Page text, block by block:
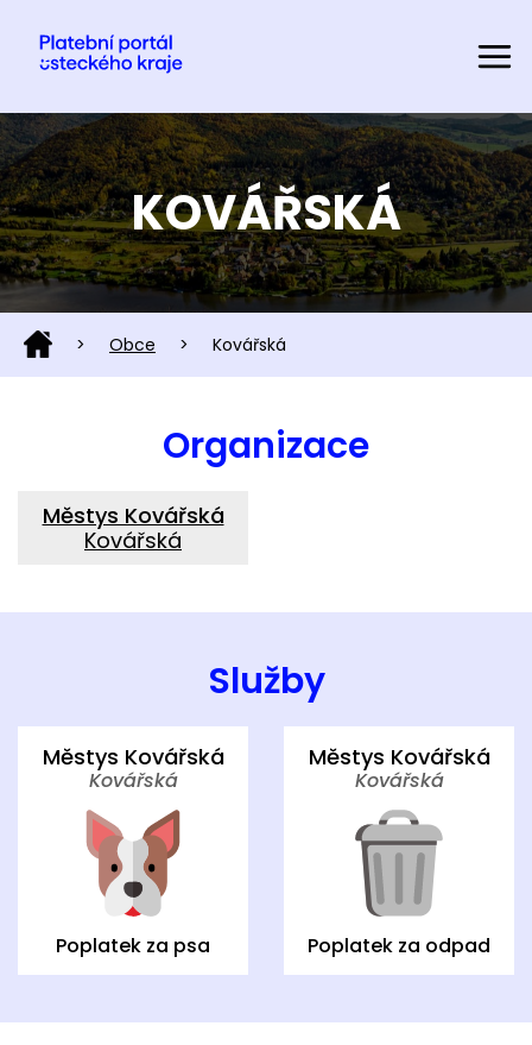
KOVÁŘSKÁ
> Obce > Kovářská
Organizace
Městys Kovářská
Kovářská
Služby
Městys Kovářská
Kovářská
Poplatek za psa
Městys Kovářská
Kovářská
Poplatek za odpad